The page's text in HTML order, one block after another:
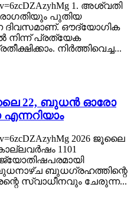
1. അശ്വതി
പുതിയ
ദിവസമാണ്. ഔദ്യോഗിക
നിന്ന് പ്രത്യേക
നിർത്തിവെച്ച...
22, ബുധൻ ഓരോ
2026 ജൂലൈ
1101
ജ്യോതിഷപരമായി
ബുധഗ്രഹത്തിന്റെ
സ്വാധീനവും ചേരുന്ന...